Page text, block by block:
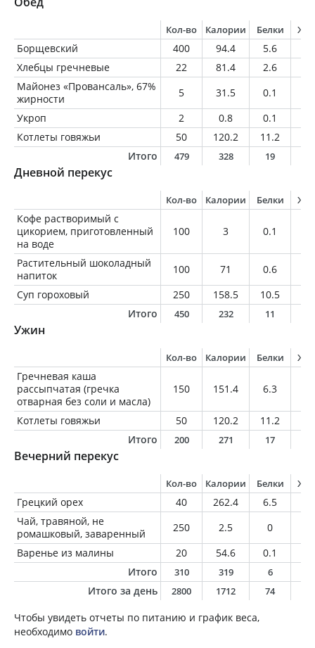
Кол-во Калории Белки
Борщевский 400 94.4 5.6
Хлебцы гречневые
22 81.4 2.6
Майонез «Провансаль», 67%
жирности
5 31.5 0.1
Укроп
2 0.8 0.1
Котлеты говяжьи
50 120.2 11.2
Итого
479 328 19
Дневной перекус
Кол-во Калории Белки
Кофе растворимый с
цикорием, приготовленный
на воде
100 3 0.1
Растительный шоколадный
напиток
100 71 0.6
Суп гороховый
250 158.5 10.5
Итого
450 232 11
Ужин
Кол-во Калории Белки
Гречневая каша
рассыпчатая (гречка
отварная без соли и масла)
150 151.4 6.3
Котлеты говяжьи 50 120.2 11.2
Итого
200 271 17
Вечерний перекус
Кол-во Калории Белки
Грецкий орех 40 262.4 6.5
Чай, травяной, не
ромашковый, заваренный
250 2.5 0
Варенье из малины
20 54.6 0.1
Итого
310 319 6
Итого за день 2800 1712 74
Чтобы увидеть отчеты по питанию и график веса,
необходимо войти.